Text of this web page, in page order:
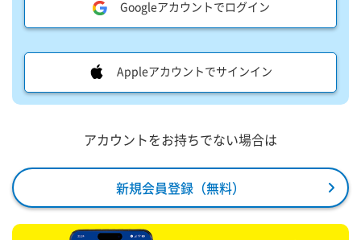
Googleアカウントでログイン
Appleアカウントでサインイン
アカウントをお持ちでない場合は
新規会員登録（無料）